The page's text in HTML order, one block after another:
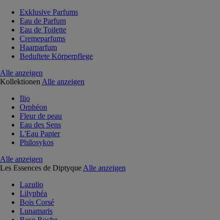
Exklusive Parfums
Eau de Parfum
Eau de Toilette
Cremeparfums
Haarparfum
Beduftete Körperpflege
Alle anzeigen
Kollektionen Alle anzeigen
Ilio
Orphéon
Fleur de peau
Eau des Sens
L'Eau Papier
Philosykos
Alle anzeigen
Les Essences de Diptyque Alle anzeigen
Lazulio
Lilyphéa
Bois Corsé
Lunamaris